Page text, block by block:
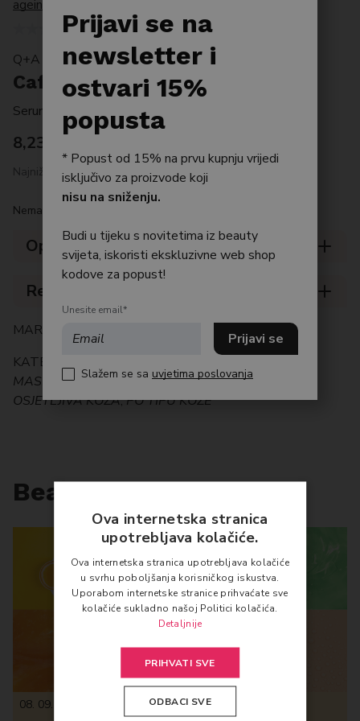
Po tipu kože
Bestseller
Njega tijela
Njega kose
ageing
Q+A SKIN
Caffeine Eye Serum
Serum za područje oko očiju
8,23
Najniža cijena posljednjih 30 dana: 8.23 €
Nema na zalihi
Opis
Recenzije (0)
KATEGORIJE:
MASNA KOŽA/PORE ,NJEGA LICA,OČI I USNICE
OSJETLJIVA KOŽA,PO TIPU KOŽE
MARKA: Q+A SKIN
Beauty novosti
08. 09. 2020
Prijavi se na
newsletter i
ostvari 15%
popusta
* Popust od 15% na prvu kupnju vrijedi
isključivo za proizvode koji
nisu na sniženju.
Budi u tijeku s novitetima iz beauty
svijeta, iskoristi ekskluzivne web shop
kodove za popust!
Unesite email*
Slažem se sa uvjetima poslovanja
Ova internetska stranica
upotrebljava kolačiće.
Ova internetska stranica upotrebljava kolačiće
u svrhu poboljšanja korisničkog iskustva.
Uporabom internetske stranice prihvaćate sve
kolačiće sukladno našoj Politici kolačića.
Detaljnije
PRIHVATI SVE
ODBACI SVE